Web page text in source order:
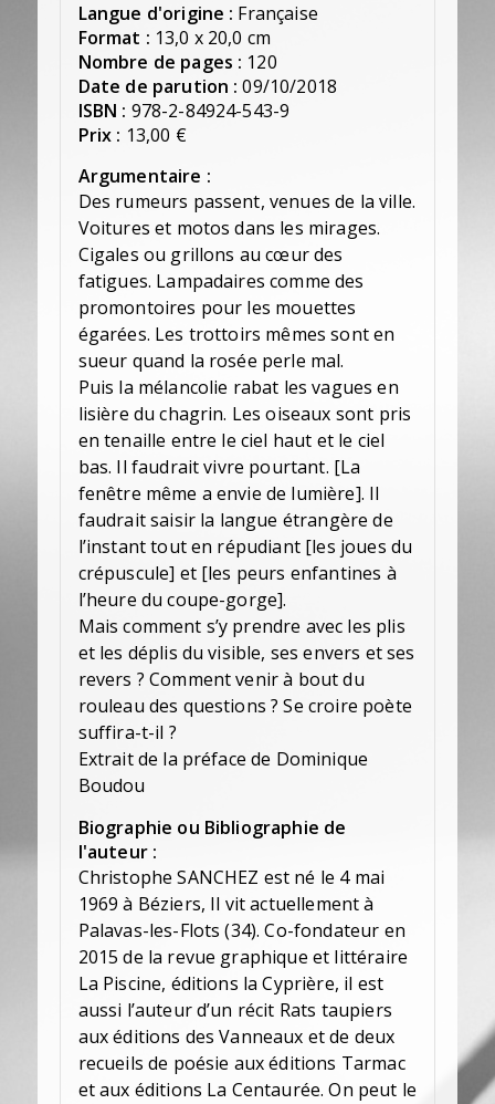
Langue d'origine : Française
Format : 13,0 x 20,0 cm
Nombre de pages : 120
Date de parution : 09/10/2018
ISBN : 978-2-84924-543-9
Prix : 13,00 €
Argumentaire :
Des rumeurs passent, venues de la ville.
Voitures et motos dans les mirages.
Cigales ou grillons au cœur des
fatigues. Lampadaires comme des
promontoires pour les mouettes
égarées. Les trottoirs mêmes sont en
sueur quand la rosée perle mal.
Puis la mélancolie rabat les vagues en
lisière du chagrin. Les oiseaux sont pris
en tenaille entre le ciel haut et le ciel
bas. Il faudrait vivre pourtant. [La
fenêtre même a envie de lumière]. Il
faudrait saisir la langue étrangère de
l’instant tout en répudiant [les joues du
crépuscule] et [les peurs enfantines à
l’heure du coupe-gorge].
Mais comment s’y prendre avec les plis
et les déplis du visible, ses envers et ses
revers ? Comment venir à bout du
rouleau des questions ? Se croire poète
suffira-t-il ?
Extrait de la préface de Dominique
Boudou
Biographie ou Bibliographie de
l'auteur :
Christophe SANCHEZ est né le 4 mai
1969 à Béziers, Il vit actuellement à
Palavas-les-Flots (34). Co-fondateur en
2015 de la revue graphique et littéraire
La Piscine, éditions la Cyprière, il est
aussi l’auteur d’un récit Rats taupiers
aux éditions des Vanneaux et de deux
recueils de poésie aux éditions Tarmac
et aux éditions La Centaurée. On peut le